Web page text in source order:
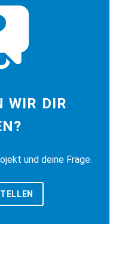
WIR DIR
und deine Frage.